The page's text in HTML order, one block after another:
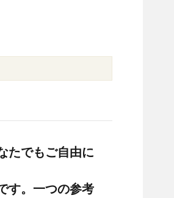
たでもご自由に
す。一つの参考